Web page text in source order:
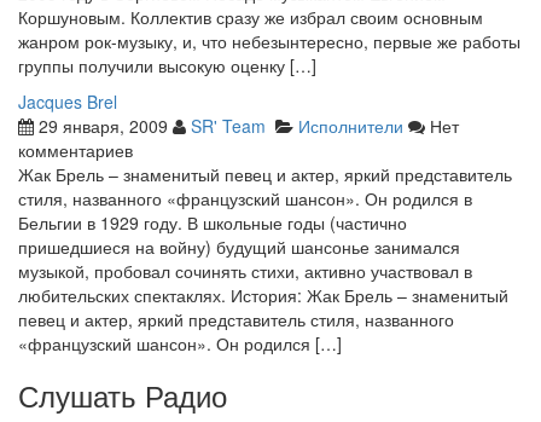
Коршуновым. Коллектив сразу же избрал своим основным
жанром рок-музыку, и, что небезынтересно, первые же работы
группы получили высокую оценку […]
Jacques Brel
29 января, 2009
SR' Team Исполнители
Нет
комментариев
Жак Брель – знаменитый певец и актер, яркий представитель
стиля, названного «французский шансон». Он родился в
Бельгии в 1929 году. В школьные годы (частично
пришедшиеся на войну) будущий шансонье занимался
музыкой, пробовал сочинять стихи, активно участвовал в
любительских спектаклях. История: Жак Брель – знаменитый
певец и актер, яркий представитель стиля, названного
«французский шансон». Он родился […]
Слушать Радио